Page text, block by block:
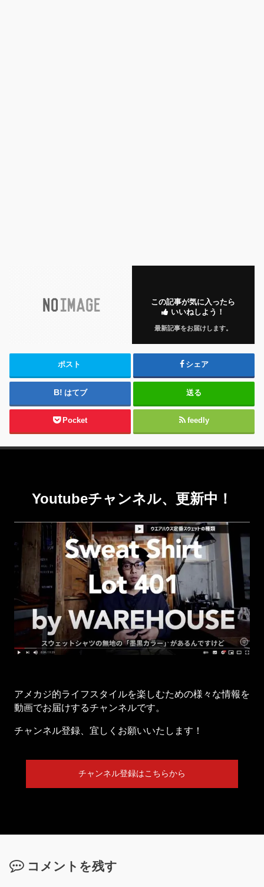
この記事が気に入ったら
いいねしよう！
最新記事をお届けします。
ポスト シェア
はてブ 送る
Pocket feedly
Youtubeチャンネル、更新中！
アメカジ的ライフスタイルを楽しむための様々な情報を
動画でお届けするチャンネルです。
チャンネル登録、宜しくお願いいたします！
チャンネル登録はこちらから
コメントを残す